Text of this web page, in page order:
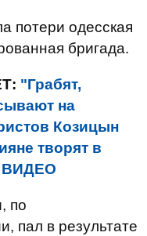
потери одесская
бригада.
"Грабят,
на
Козицын
творят в
ВИДЕО
по
пал в результате